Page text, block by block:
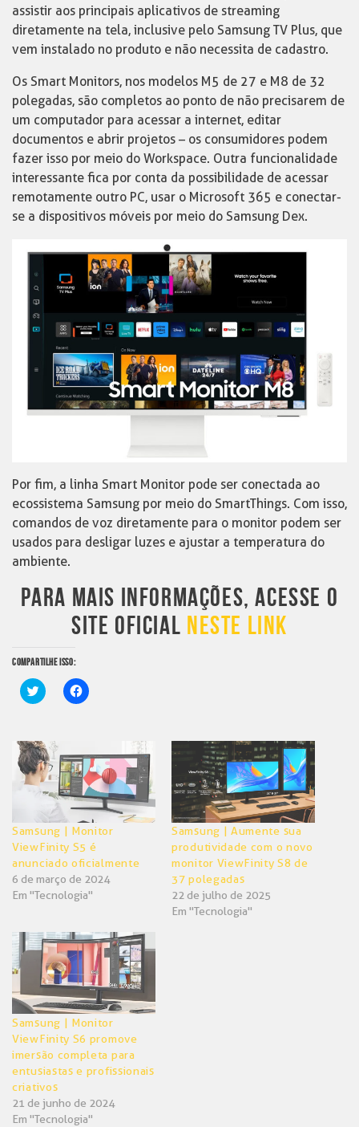
assistir aos principais aplicativos de streaming
diretamente na tela, inclusive pelo Samsung TV Plus, que
vem instalado no produto e não necessita de cadastro.
Os Smart Monitors, nos modelos M5 de 27 e M8 de 32
polegadas, são completos ao ponto de não precisarem de
um computador para acessar a internet, editar
documentos e abrir projetos – os consumidores podem
fazer isso por meio do Workspace. Outra funcionalidade
interessante fica por conta da possibilidade de acessar
remotamente outro PC, usar o Microsoft 365 e conectar-
se a dispositivos móveis por meio do Samsung Dex.
Por fim, a linha Smart Monitor pode ser conectada ao
ecossistema Samsung por meio do SmartThings. Com isso,
comandos de voz diretamente para o monitor podem ser
usados para desligar luzes e ajustar a temperatura do
ambiente.
PARA MAIS INFORMAÇÕES, ACESSE O
SITE OFICIAL NESTE LINK
COMPARTILHE ISSO:
Clique
para
em
nova
janela)
Clique
para
nova
janela)
Samsung | Monitor
ViewFinity S5 é
anunciado oficialmente
6 de março de 2024
Em "Tecnologia"
Samsung | Aumente sua
produtividade com o novo
monitor ViewFinity S8 de
37 polegadas
22 de julho de 2025
Em "Tecnologia"
Samsung | Monitor
ViewFinity S6 promove
imersão completa para
entusiastas e profissionais
criativos
21 de junho de 2024
Em "Tecnologia"